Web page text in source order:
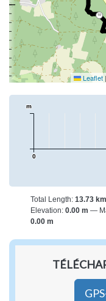
10
Leaflet |
0
m
Total Length: 13.73 km
Elevation: 0.00 m
0.00 m